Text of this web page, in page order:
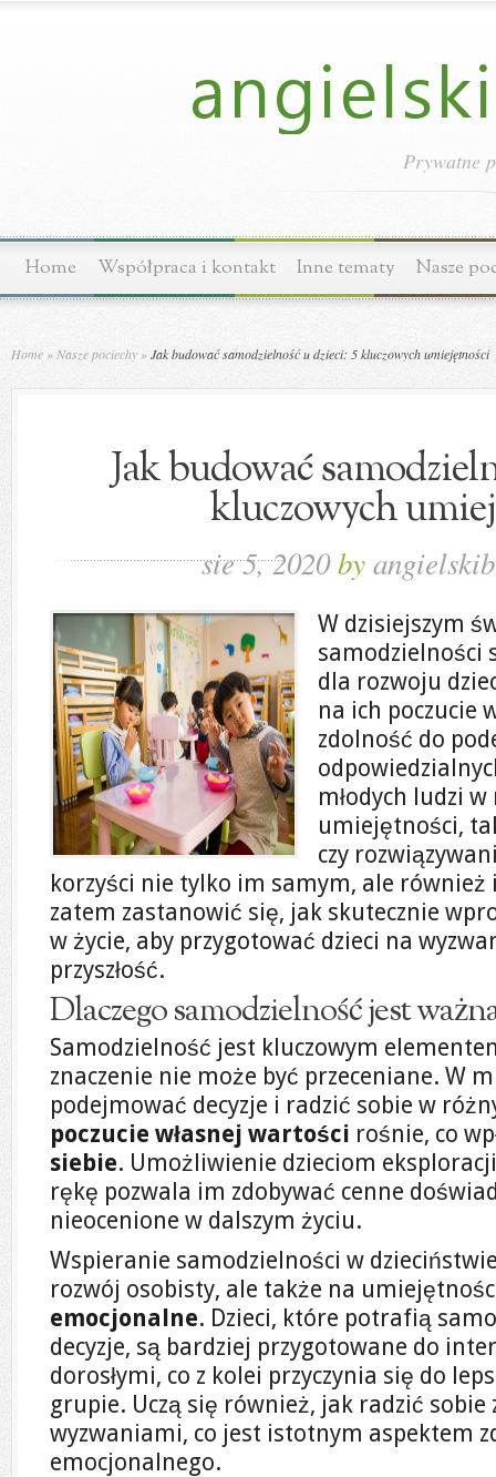
Prywatne
Home Współpraca i kontakt Inne tematy Nasze
Home » Nasze pociechy »Jak budować samodzielność u dzieci: 5 kluczowych umiejętności
Jak budować
kluczowych
sie 5, 2020by
W dzisiejszym
samodzielności
dla rozwoju
na ich poczucie
zdolność do
młodych ludzi
umiejętności,
czy
korzyści nie tylko im samym, ale również
zatem zastanowić się, jak skutecznie
w życie, aby przygotować dzieci na
przyszłość.
Dlaczego samodzielność jest
Samodzielność jest kluczowym
znaczenie nie może być przeceniane. W
podejmować decyzje i radzić sobie w
poczucie własnej wartości rośnie, co
siebie. Umożliwienie dzieciom
rękę pozwala im zdobywać cenne
nieocenione w dalszym życiu.
Wspieranie samodzielności w
rozwój osobisty, ale także na
emocjonalne. Dzieci, które potrafią
decyzje, są bardziej przygotowane do
dorosłymi, co z kolei przyczynia się do
grupie. Uczą się również, jak radzić
wyzwaniami, co jest istotnym aspektem
emocjonalnego.